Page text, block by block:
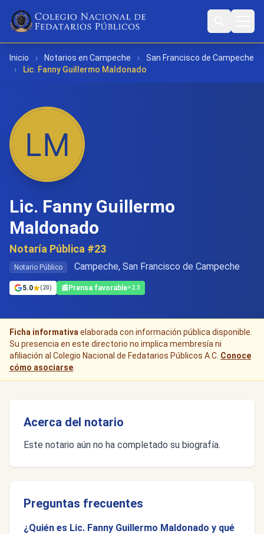
Inicio › Notarios en Campeche ›
San Francisco de Campeche
›
Lic. Fanny Guillermo Maldonado
Lic. Fanny Guillermo
Maldonado
Notaría Pública #23
Notario Público Campeche, San Francisco de Campeche
5.0 (20) 📰 Prensa favorable+2.3
Ficha informativa elaborada con información pública disponible.
Su presencia en este directorio no implica membresía ni
afiliación al Colegio Nacional de Fedatarios Públicos A.C. Conoce
cómo asociarse
Acerca del notario
Este notario aún no ha completado su biografía.
Preguntas frecuentes
¿Quién es Lic. Fanny Guillermo Maldonado y qué